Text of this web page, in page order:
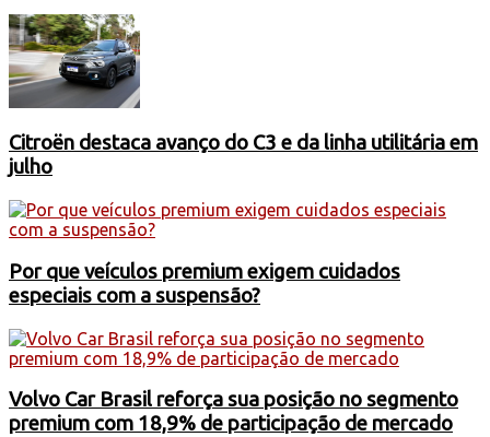
Citroën destaca avanço do C3 e da linha utilitária em
julho
Por que veículos premium exigem cuidados
especiais com a suspensão?
Volvo Car Brasil reforça sua posição no segmento
premium com 18,9% de participação de mercado